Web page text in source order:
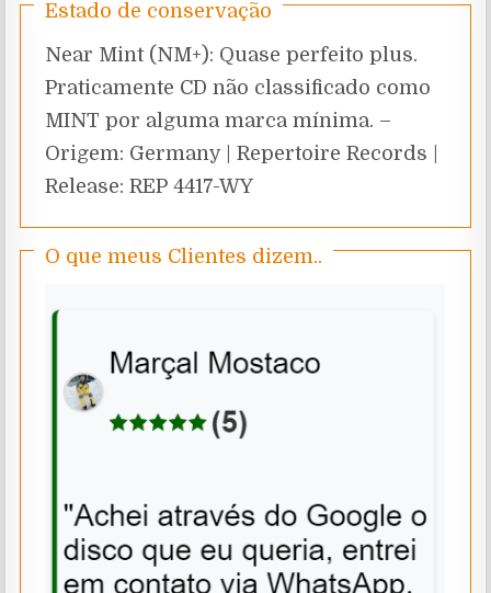
Estado de conservação
Near Mint (NM+): Quase perfeito plus.
Praticamente CD não classificado como
MINT por alguma marca mínima. –
Origem: Germany | Repertoire Records |
Release: REP 4417-WY
O que meus Clientes dizem..